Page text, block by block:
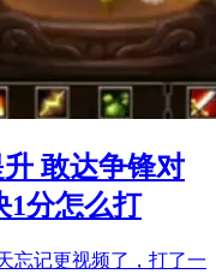
敢达争锋对
1分怎么打
忘记更视频了，打了一